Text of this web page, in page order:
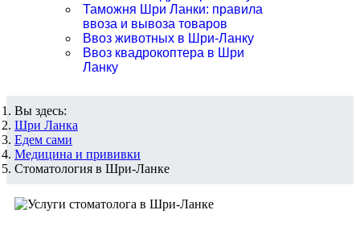
Таможня Шри Ланки: правила
ввоза и вывоза товаров
Ввоз животных в Шри-Ланку
Ввоз квадрокоптера в Шри
Ланку
Вы здесь:
Шри Ланка
Едем сами
Медицина и прививки
Стоматология в Шри-Ланке